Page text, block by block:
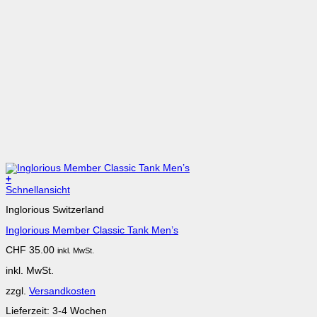
+
Schnellansicht
Inglorious Switzerland
Inglorious Member Classic Tank Men’s
CHF 35.00 inkl. MwSt.
inkl. MwSt.
zzgl. Versandkosten
Lieferzeit: 3-4 Wochen